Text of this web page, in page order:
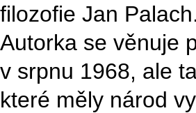
filozofie Jan Palach.
Autorka se věnuje
v srpnu 1968, ale
které měly národ